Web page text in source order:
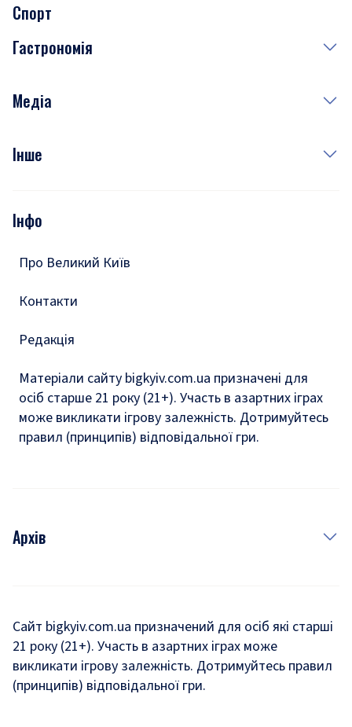
Завтра
Субота
Медицина
Краса
Спорт
Гастрономія
Рецепти
Медіа
Фото
Подкасти
Інше
Тести
Інфо
Про Великий Київ
Контакти
Редакція
Матеріали сайту bigkyiv.com.ua призначені для
осіб старше 21 року (21+). Участь в азартних іграх
може викликати ігрову залежність. Дотримуйтесь
правил (принципів) відповідальної гри.
Архів
Комуналка
Хроніки війни
Сайт bigkyiv.com.ua призначений для осіб які старші
21 року (21+). Участь в азартних іграх може
викликати ігрову залежність. Дотримуйтесь правил
(принципів) відповідальної гри.